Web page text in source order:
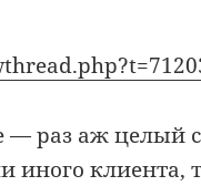
— раз аж целый
иного клиента,